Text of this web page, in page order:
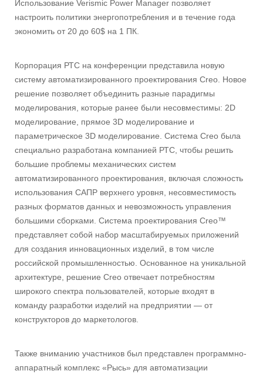
Использование Verismic Power Manager позволяет
настроить политики энергопотребления и в течение года
экономить от 20 до 60$ на 1 ПК.
Корпорация РТС на конференции представила новую
систему автоматизированного проектирования Creo. Новое
решение позволяет объединить разные парадигмы
моделирования, которые ранее были несовместимы: 2D
моделирование, прямое 3D моделирование и
параметрическое 3D моделирование. Система Creo была
специально разработана компанией РТС, чтобы решить
большие проблемы механических систем
автоматизированного проектирования, включая сложность
использования САПР верхнего уровня, несовместимость
разных форматов данных и невозможность управления
большими сборками. Система проектирования Creo™
представляет собой набор масштабируемых приложений
для создания инновационных изделий, в том числе
российской промышленностью. Основанное на уникальной
архитектуре, решение Creo отвечает потребностям
широкого спектра пользователей, которые входят в
команду разработки изделий на предприятии — от
конструкторов до маркетологов.
Также вниманию участников был представлен программно-
аппаратный комплекс «Рысь» для автоматизации